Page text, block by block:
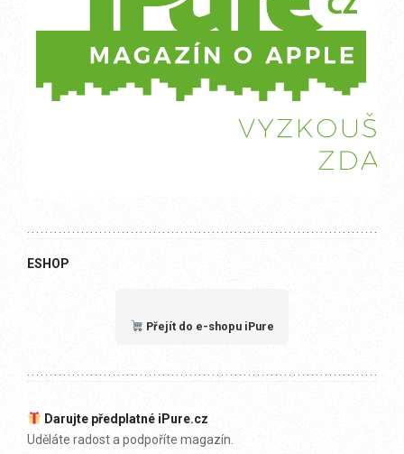
ESHOP
Přejít do e-shopu iPure
Darujte předplatné iPure.cz
Uděláte radost a podpoříte magazín.